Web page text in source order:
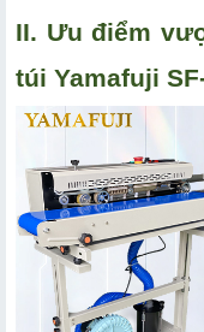
II. Ưu điểm
túi Yamafuji